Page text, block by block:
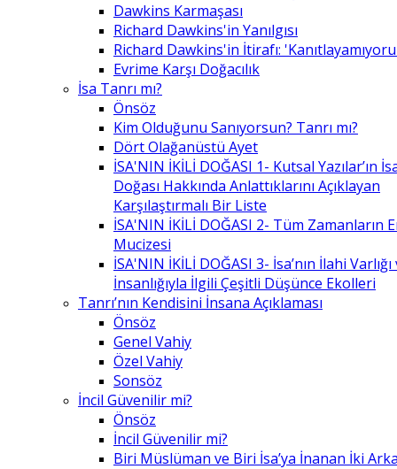
Dawkins Karmaşası
Richard Dawkins'in Yanılgısı
Richard Dawkins'in İtirafı:
Evrime Karşı Doğacılık
İsa Tanrı mı?
Önsöz
Kim Olduğunu Sanıyorsun? Tanrı mı?
Dört Olağanüstü Ayet
İSA'NIN İKİLİ DOĞASI 1- Kutsal Yazılar’ın
Doğası Hakkında Anlattıklarını Açıklayan
Karşılaştırmalı Bir Liste
İSA'NIN İKİLİ DOĞASI 2- Tüm Zamanların
Mucizesi
İSA'NIN İKİLİ DOĞASI 3- İsa’nın İlahi Varlığı
İnsanlığıyla İlgili Çeşitli Düşünce Ekolleri
Tanrı’nın Kendisini İnsana Açıklaması
Önsöz
Genel Vahiy
Özel Vahiy
Sonsöz
İncil Güvenilir mi?
Önsöz
İncil Güvenilir mi?
Biri Müslüman ve Biri İsa’ya İnanan İki